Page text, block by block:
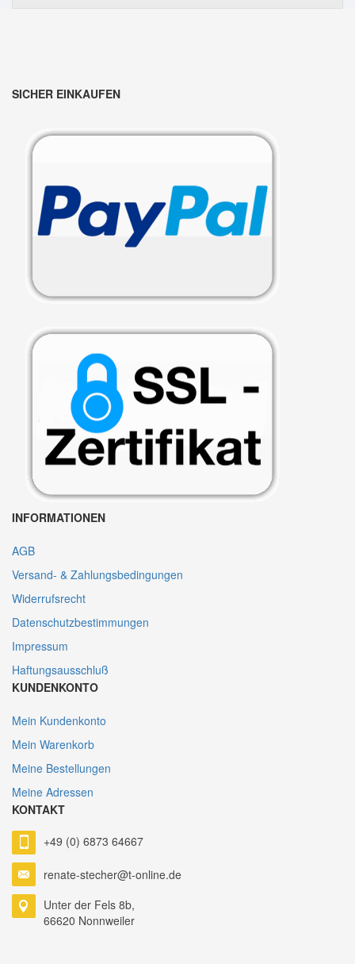
SICHER EINKAUFEN
INFORMATIONEN
AGB
Versand- & Zahlungsbedingungen
Widerrufsrecht
Datenschutzbestimmungen
Impressum
Haftungsausschluß
KUNDENKONTO
Mein Kundenkonto
Mein Warenkorb
Meine Bestellungen
Meine Adressen
KONTAKT
+49 (0) 6873 64667
renate-stecher@t-online.de
Unter der Fels 8b,
66620 Nonnweiler